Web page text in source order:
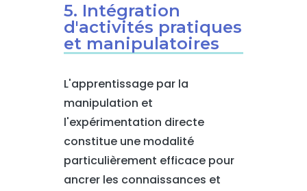
5. Intégration
d'activités pratiques
et manipulatoires
L'apprentissage par la
manipulation et
l'expérimentation directe
constitue une modalité
particulièrement efficace pour
ancrer les connaissances et